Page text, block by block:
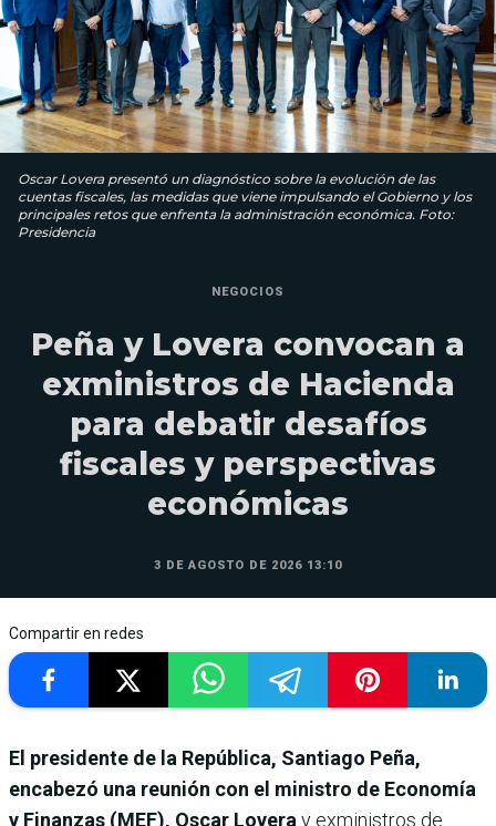
Oscar Lovera presentó un diagnóstico sobre la evolución de las
cuentas fiscales, las medidas que viene impulsando el Gobierno y los
principales retos que enfrenta la administración económica. Foto:
Presidencia
NEGOCIOS
Peña y Lovera convocan a
exministros de Hacienda
para debatir desafíos
fiscales y perspectivas
económicas
3 DE AGOSTO DE 2026 13:10
Compartir en redes
El presidente de la República, Santiago Peña,
encabezó una reunión con el ministro de Economía
y Finanzas (MEF), Oscar Lovera y exministros de